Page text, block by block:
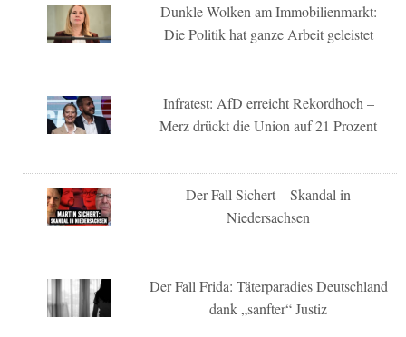
Dunkle Wolken am Immobilienmarkt:
Die Politik hat ganze Arbeit geleistet
Infratest: AfD erreicht Rekordhoch –
Merz drückt die Union auf 21 Prozent
Der Fall Sichert – Skandal in
Niedersachsen
Der Fall Frida: Täterparadies Deutschland
dank „sanfter“ Justiz